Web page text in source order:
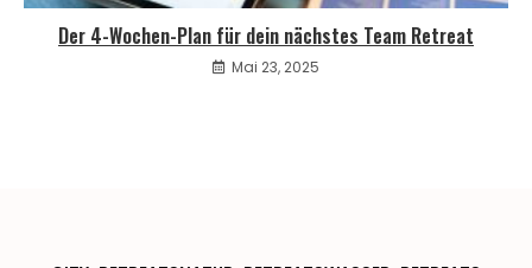
Der 4-Wochen-Plan für dein nächstes Team Retreat
Mai 23, 2025